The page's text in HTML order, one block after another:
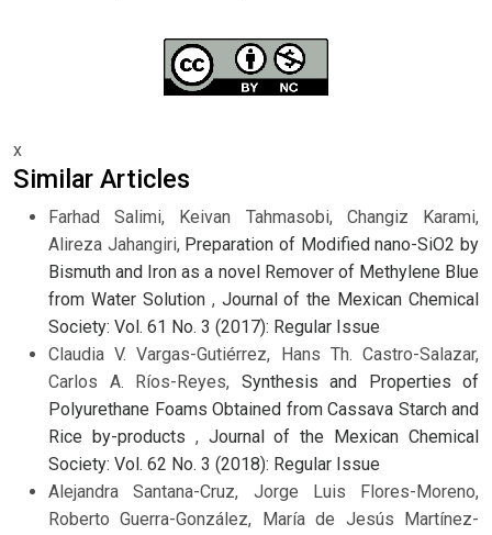
x
Similar Articles
Farhad Salimi, Keivan Tahmasobi, Changiz Karami,
Alireza Jahangiri, Preparation of Modified nano-SiO2 by
Bismuth and Iron as a novel Remover of Methylene Blue
from Water Solution , Journal of the Mexican Chemical
Society: Vol. 61 No. 3 (2017): Regular Issue
Claudia V. Vargas-Gutiérrez, Hans Th. Castro-Salazar,
Carlos A. Ríos-Reyes, Synthesis and Properties of
Polyurethane Foams Obtained from Cassava Starch and
Rice by-products , Journal of the Mexican Chemical
Society: Vol. 62 No. 3 (2018): Regular Issue
Alejandra Santana-Cruz, Jorge Luis Flores-Moreno,
Roberto Guerra-González, María de Jesús Martínez-